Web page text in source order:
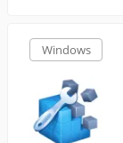
Windows